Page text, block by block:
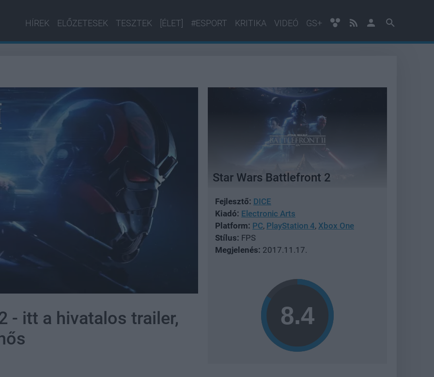
HÍREK ELŐZETESEK TESZTEK [ÉLET] #ESPORT KRITIKA VIDEÓ GS+
- itt a hivatalos trailer,
Star Wars Battlefront 2
Fejlesztő: DICE
Kiadó: Electronic Arts
Platform: PC, PlayStation 4, Xbox One
Stílus: FPS
Megjelenés: 2017.11.17.